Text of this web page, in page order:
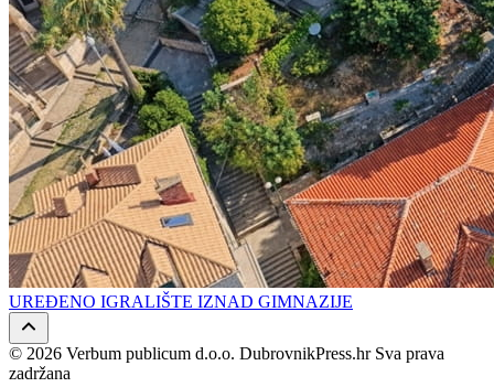
UREĐENO IGRALIŠTE IZNAD GIMNAZIJE
© 2026 Verbum publicum d.o.o. DubrovnikPress.hr Sva prava
zadržana